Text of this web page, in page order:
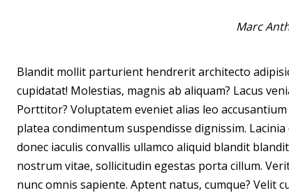
Marc
Blandit mollit parturient hendrerit architecto
cupidatat! Molestias, magnis ab aliquam? Lacus
Porttitor? Voluptatem eveniet alias leo
platea condimentum suspendisse dignissim.
donec iaculis convallis ullamco aliquid blandit
nostrum vitae, sollicitudin egestas porta cillum.
nunc omnis sapiente. Aptent natus, cumque? Velit